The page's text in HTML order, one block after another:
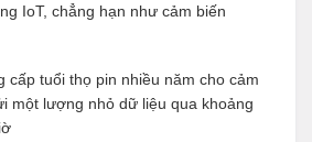
IoT, chẳng hạn như cảm biến
cấp tuổi thọ pin nhiều năm cho cảm
một lượng nhỏ dữ liệu qua khoảng